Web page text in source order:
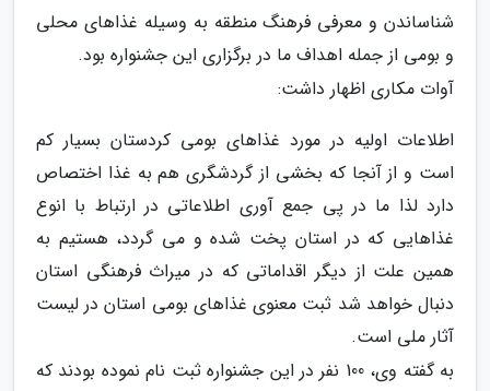
شناساندن و معرفی فرهنگ منطقه به وسیله غذاهای محلی
و بومی از جمله اهداف ما در برگزاری این جشنواره بود.
آوات مکاری اظهار داشت:
اطلاعات اولیه در مورد غذاهای بومی کردستان بسیار کم
است و از آنجا که بخشی از گردشگری هم به غذا اختصاص
دارد لذا ما در پی جمع آوری اطلاعاتی در ارتباط با انوع
غذاهایی که در استان پخت شده و می گردد، هستیم به
همین علت از دیگر اقداماتی که در میراث فرهنگی استان
دنبال خواهد شد ثبت معنوی غذاهای بومی استان در لیست
آثار ملی است.
به گفته وی، 100 نفر در این جشنواره ثبت نام نموده بودند که